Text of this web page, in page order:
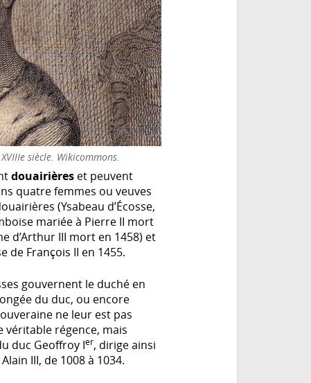
siècle. Wikicommons.
douairières et peuvent
quatre femmes ou veuves
(Ysabeau d’Écosse,
mariée à Pierre II mort
d’Arthur III mort en 1458) et
de François II en 1455.
gouvernent le duché en
du duc, ou encore
ne leur est pas
véritable régence, mais
duc Geoffroy Ier, dirige ainsi
III, de 1008 à 1034.